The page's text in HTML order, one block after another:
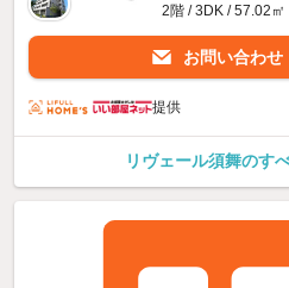
2階 / 3DK / 57.02㎡
お問い合わせ
提供
リヴェール須舞のす